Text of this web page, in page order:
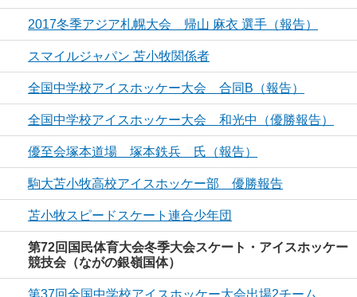
2017冬季アジア札幌大会 帰山 麻衣 選手（報告）
スマイルジャパン 苫小牧関係者
全国中学校アイスホッケー大会 合同B（報告）
全国中学校アイスホッケー大会 和光中（優勝報告）
優至会塚本道場 塚本鉄兵 氏（報告）
駒大苫小牧高校アイスホッケー部 優勝報告
苫小牧スピードスケート連合少年団
第72回国民体育大会冬季大会スケート・アイスホッケー
競技会（ながの銀嶺国体）
第37回全国中学校アイスホッケー大会出場2チーム